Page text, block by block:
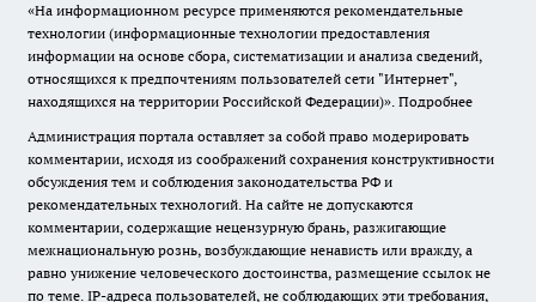
«На информационном ресурсе применяются рекомендательные
технологии (информационные технологии предоставления
информации на основе сбора, систематизации и анализа сведений,
относящихся к предпочтениям пользователей сети "Интернет",
находящихся на территории Российской Федерации)». Подробнее
Администрация портала оставляет за собой право модерировать
комментарии, исходя из соображений сохранения конструктивности
обсуждения тем и соблюдения законодательства РФ и
рекомендательных технологий. На сайте не допускаются
комментарии, содержащие нецензурную брань, разжигающие
межнациональную рознь, возбуждающие ненависть или вражду, а
равно унижение человеческого достоинства, размещение ссылок не
по теме. IP-адреса пользователей, не соблюдающих эти требования,